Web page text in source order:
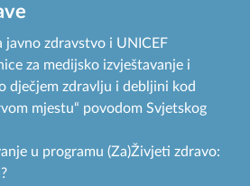
javno zdravstvo i UNICEF
za medijsko izvještavanje i
dječjem zdravlju i debljini kod
mjestu“ povodom Svjetskog
u programu (Za)Živjeti zdravo: